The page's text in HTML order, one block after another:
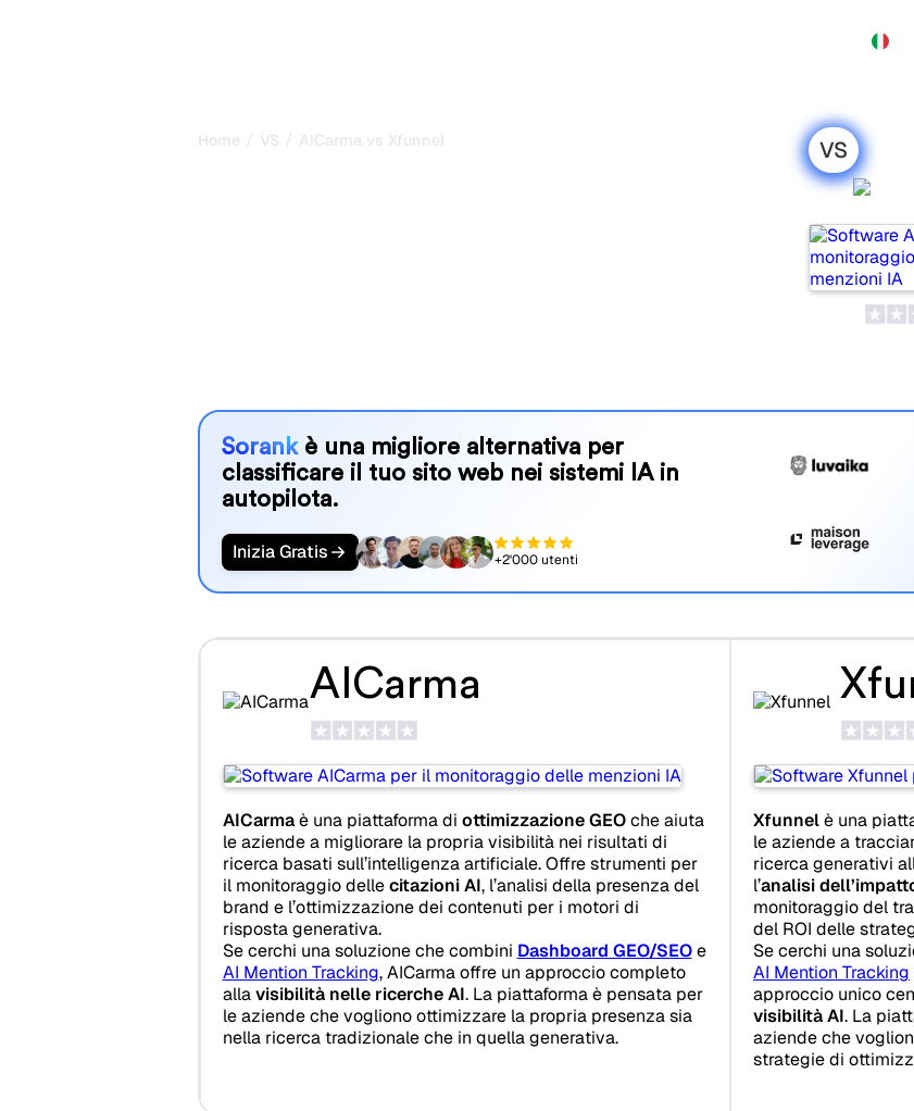
Home / VS / AICarma vs Xfunnel VS
Sorank è una migliore alternativa per
classificare il tuo sito web nei sistemi IA in
autopilota.
Inizia Gratis +2'000 utenti
AICarma
AICarmaè una piattaforma di ottimizzazione GEOche aiuta
le aziende a migliorare la propria visibilità nei risultati di
ricerca basati sull’intelligenza artificiale. Offre strumenti per
il monitoraggio dellecitazioni AI, l’analisi della presenza del
brand e l’ottimizzazione dei contenuti per i motori di
risposta generativa.
Se cerchi una soluzione che combini Dashboard GEO/SEOe
AI Mention Tracking, AICarma offre un approccio completo
allavisibilità nelle ricerche AI. La piattaforma è pensata per
le aziende che vogliono ottimizzare la propria presenza sia
nella ricerca tradizionale che in quella generativa.
Xfunnelè una
le aziende a
ricerca generativi
l’analisi
monitoraggio del
del ROI delle
Se cerchi una
AI Mention Tracking
approccio unico
visibilità AI. La
aziende che
strategie di